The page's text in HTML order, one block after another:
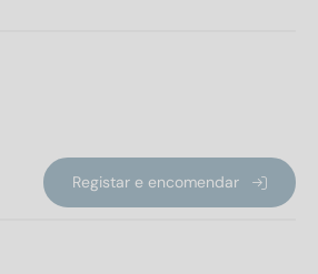
Registar e encomendar